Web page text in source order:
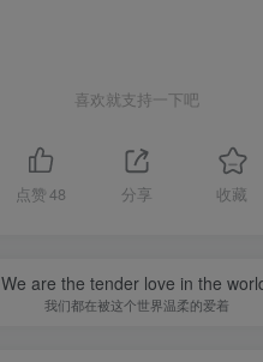
喜欢就支持一下吧
点赞 48 分享 收藏
We are the tender love in the
我们都在被这个世界温柔的爱着